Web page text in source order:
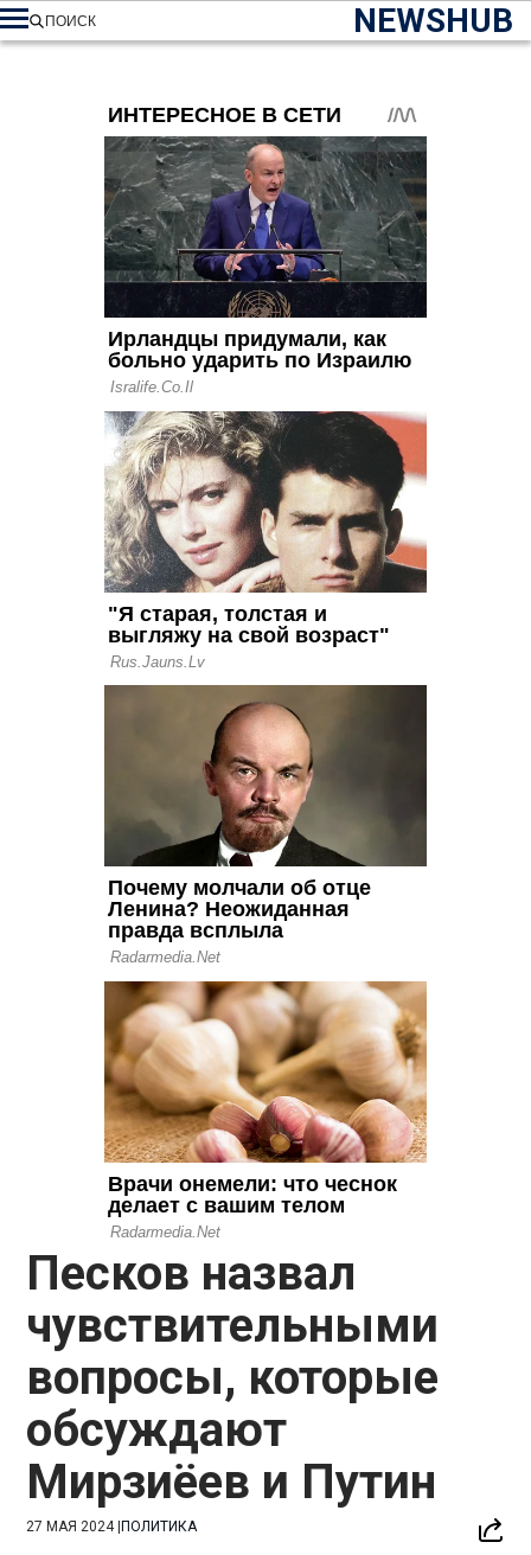
NEWSHUB
ПОИСК
Песков назвал
чувствительными
вопросы, которые
обсуждают
Мирзиёев и Путин
27 МАЯ 2024|ПОЛИТИКА